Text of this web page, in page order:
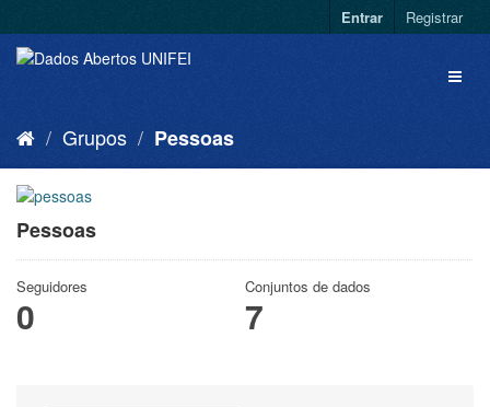
Entrar Registrar
Grupos Pessoas
Pessoas
Seguidores
0
Conjuntos de dados
7